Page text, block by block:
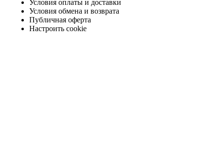
Условия оплаты и доставки
Условия обмена и возврата
Публичная оферта
Настроить cookie